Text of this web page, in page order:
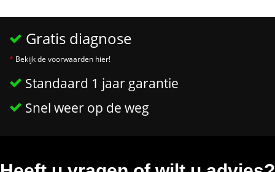
Gratis diagnose
* Bekijk de voorwaarden hier!
Standaard 1 jaar garantie
Snel weer op de weg